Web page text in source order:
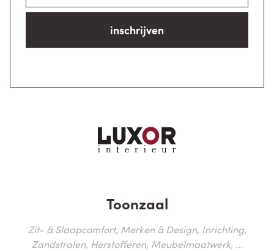
inschrijven
Toonzaal
Zit- & Slaapcomfort, Merken & Design, Inrichting,
Zandstralen, Herstofferen, Meubelmaatwerk, ...